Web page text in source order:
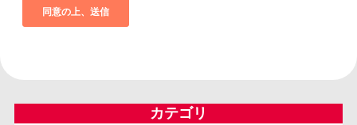
カテゴリ